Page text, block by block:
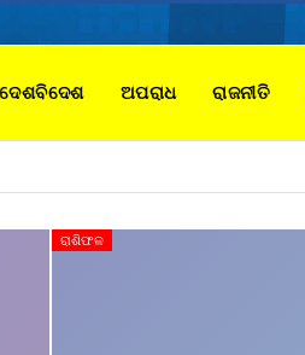
ଦେଶବିଦେଶ ଅପରାଧ ରାଜନୀତି
ରାଶିଫଳ